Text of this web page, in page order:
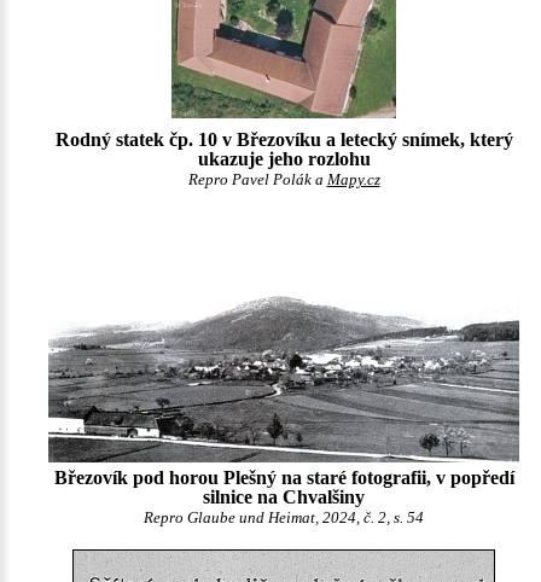
Rodný statek čp. 10 v Březovíku a letecký snímek, který
ukazuje jeho rozlohu
Repro Pavel Polák a Mapy.cz
Březovík pod horou Plešný na staré fotografii, v popředí
silnice na Chvalšiny
Repro Glaube und Heimat, 2024, č. 2, s. 54